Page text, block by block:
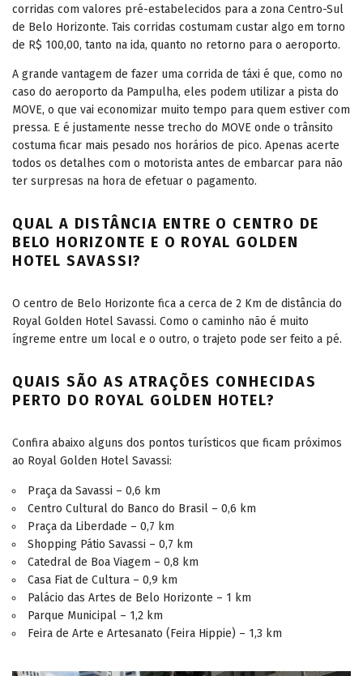
corridas com valores pré-estabelecidos para a zona Centro-Sul
de Belo Horizonte. Tais corridas costumam custar algo em torno
de R$ 100,00, tanto na ida, quanto no retorno para o aeroporto.
A grande vantagem de fazer uma corrida de táxi é que, como no
caso do aeroporto da Pampulha, eles podem utilizar a pista do
MOVE, o que vai economizar muito tempo para quem estiver com
pressa. E é justamente nesse trecho do MOVE onde o trânsito
costuma ficar mais pesado nos horários de pico. Apenas acerte
todos os detalhes com o motorista antes de embarcar para não
ter surpresas na hora de efetuar o pagamento.
QUAL A DISTÂNCIA ENTRE O CENTRO DE
BELO HORIZONTE E O ROYAL GOLDEN
HOTEL SAVASSI?
O centro de Belo Horizonte fica a cerca de 2 Km de distância do
Royal Golden Hotel Savassi. Como o caminho não é muito
íngreme entre um local e o outro, o trajeto pode ser feito a pé.
QUAIS SÃO AS ATRAÇÕES CONHECIDAS
PERTO DO ROYAL GOLDEN HOTEL?
Confira abaixo alguns dos pontos turísticos que ficam próximos
ao Royal Golden Hotel Savassi:
Praça da Savassi – 0,6 km
Centro Cultural do Banco do Brasil – 0,6 km
Praça da Liberdade – 0,7 km
Shopping Pátio Savassi – 0,7 km
Catedral de Boa Viagem – 0,8 km
Casa Fiat de Cultura – 0,9 km
Palácio das Artes de Belo Horizonte – 1 km
Parque Municipal – 1,2 km
Feira de Arte e Artesanato (Feira Hippie) – 1,3 km